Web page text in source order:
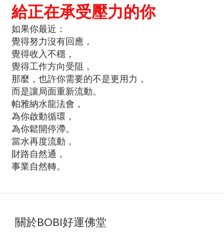
給正在承受壓力的你
如果你最近：
覺得努力沒有回應，
覺得收入不穩，
覺得工作方向受阻，
那麼，也許你需要的不是更用力，
而是讓局面重新流動。
帕雅納水龍法會，
為你啟動循環，
為你鬆開停滯。
當水再度流動，
財路自然通，
事業自然轉。
關於BOBI好運佛堂